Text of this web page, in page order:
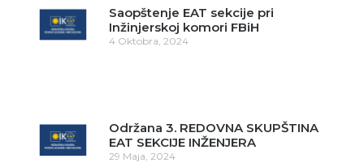
Saopštenje EAT sekcije pri
Inžinjerskoj komori FBiH
4 Oktobra, 2024
Održana 3. REDOVNA SKUPŠTINA
EAT SEKCIJE INŽENJERA
29 Maja, 2024